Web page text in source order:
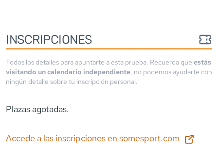
INSCRIPCIONES
Todos los detalles para apuntarte a esta prueba. Recuerda que estás
visitando un calendario independiente, no podemos ayudarte con
ningún detalle sobre tu inscripción personal.
Plazas agotadas.
Accede a las inscripciones en somesport.com